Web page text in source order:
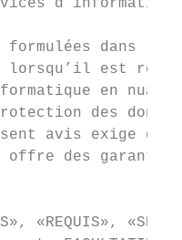
formulées dans le
lorsqu’il est
en
des
avis exige
offre des
«REQUIS»,